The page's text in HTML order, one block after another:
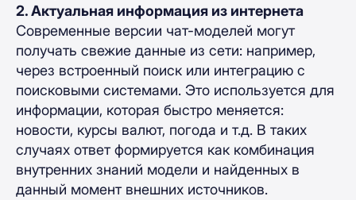
2. Актуальная информация из интернета
Современные версии чат-моделей могут
получать свежие данные из сети: например,
через встроенный поиск или интеграцию с
поисковыми системами. Это используется для
информации, которая быстро меняется:
новости, курсы валют, погода и т.д. В таких
случаях ответ формируется как комбинация
внутренних знаний модели и найденных в
данный момент внешних источников.